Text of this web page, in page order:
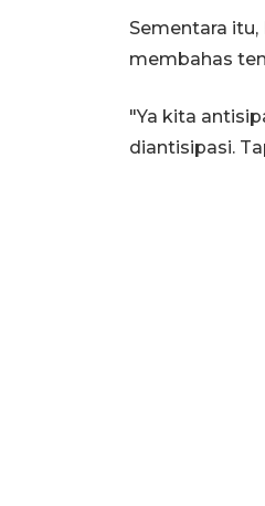
Sementara
membahas
"Ya kita
diantisipasi.